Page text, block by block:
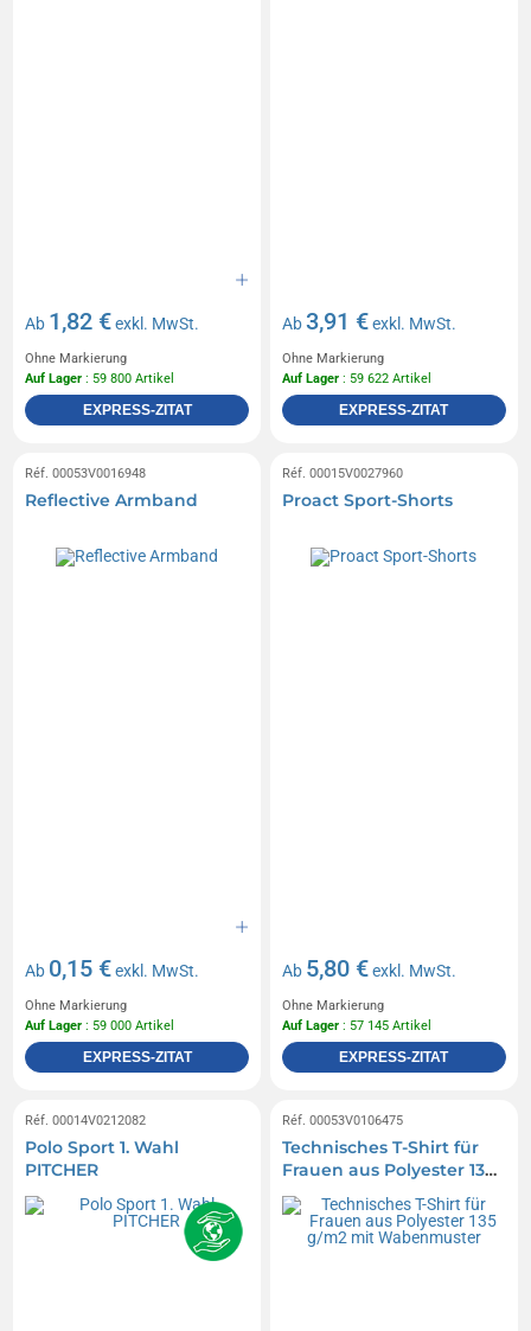
Ab 1,82 €exkl. MwSt.
Ohne Markierung
Auf Lager : 59 800 Artikel
EXPRESS-ZITAT
Ab3,91 €exkl. MwSt.
Ohne Markierung
Auf Lager : 59 622 Artikel
EXPRESS-ZITAT
Réf. 00053V0016948
Reflective Armband
Ab 0,15 €exkl. MwSt.
Ohne Markierung
Auf Lager : 59 000 Artikel
EXPRESS-ZITAT
Réf. 00015V0027960
Proact Sport-Shorts
Ab 5,80 €exkl. MwSt.
Ohne Markierung
Auf Lager : 57 145 Artikel
EXPRESS-ZITAT
Réf. 00014V0212082
Polo Sport 1. Wahl
PITCHER
Réf. 00053V0106475
Technisches T-Shirt für
Frauen aus Polyester 135
g/m2 mit Wabenmuster